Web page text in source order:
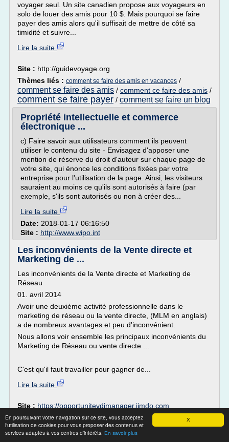
X
En poursuivant votre navigation sur ce site, vous acceptez
l'utilisation de cookies pour vous proposer des contenus et
services adaptés à vos centres d'intérêts. En savoir plus
voyager seul. Un site canadien propose aux voyageurs en
solo de louer des amis pour 10 $. Mais pourquoi se faire
payer des amis alors qu'il suffisait de mettre de côté sa
timidité et suivre...
Lire la suite
Site : http://guidevoyage.org
Thèmes liés : comment se faire des amis en vacances /
comment se faire des amis / comment ce faire des amis /
comment se faire payer / comment se faire un blog
Propriété intellectuelle et commerce
électronique ...
c) Faire savoir aux utilisateurs comment ils peuvent
utiliser le contenu du site - Envisagez d'apposer une
mention de réserve du droit d'auteur sur chaque page de
votre site, qui énonce les conditions fixées par votre
entreprise pour l'utilisation de la page. Ainsi, les visiteurs
sauraient au moins ce qu'ils sont autorisés à faire (par
exemple, s'ils sont autorisés ou non à créer des...
Lire la suite
Date: 2018-01-17 06:16:50
Site : http://www.wipo.int
Les inconvénients de la Vente directe et
Marketing de ...
Les inconvénients de la Vente directe et Marketing de
Réseau
01. avril 2014
Avoir une deuxième activité professionnelle dans le
marketing de réseau ou la vente directe, (MLM en anglais)
a de nombreux avantages et peu d'inconvénient.
Nous allons voir ensemble les principaux inconvénients du
Marketing de Réseau ou vente directe ...
C'est qu'il faut travailler pour gagner de...
Lire la suite
Site : https://opportunitevdimanager.jimdo.com
Fermeture des guichets permis de
conduire et carte grise ...